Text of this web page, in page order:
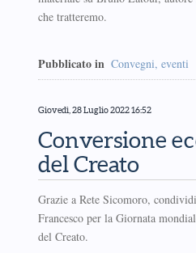
che tratteremo.
Pubblicato in Convegni, eventi
Giovedì, 28 Luglio 2022 16:52
Conversione
del Creato
Grazie a Rete Sicomoro,
Francesco per la Giornata
del Creato.